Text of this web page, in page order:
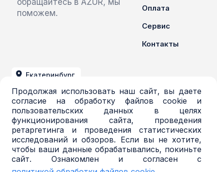
Продолжая использовать наш сайт, вы даете
согласие на обработку файлов cookie и
пользовательских данных в целях
функционирования сайта, проведения
ретаргетинга и проведения статистических
исследований и обзоров. Если вы не хотите,
чтобы ваши данные обрабатывались, покиньте
сайт. Ознакомлен и согласен с
поможем.
Оплата
Сервис
Контакты
Екатеринбург
+7 (343) 379-03-71
azur@azur-opt.ru
© 2016-2026, Торговая система AZUR. Все
права защищены.